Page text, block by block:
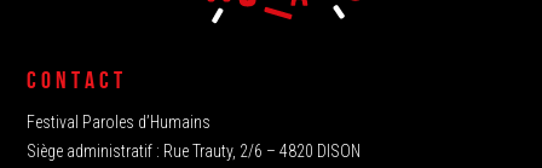
CONTACT
Festival Paroles d’Humains
Siège administratif : Rue Trauty, 2/6 – 4820 DISON